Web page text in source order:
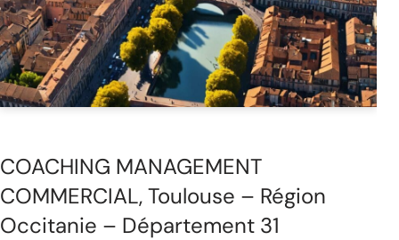
COACHING MANAGEMENT
COMMERCIAL, Toulouse – Région
Occitanie – Département 31